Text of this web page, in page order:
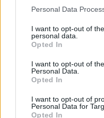
Please note that this
not limited to your visit or
grant or deny consent to
use your data for below
consent section.
Personal Data
I want to opt-out of
personal data.
Opted In
I want to opt-out of
Personal Data.
Opted In
I want to opt-out of
Personal Data for
Opted In
Preszilveszteri
nagyon bejöttek a
most is valami
kiderült, hogy ezt
produkciójában jóval
Tilóékéban volt:…